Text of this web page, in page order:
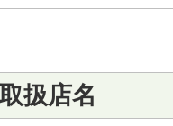
取扱店名